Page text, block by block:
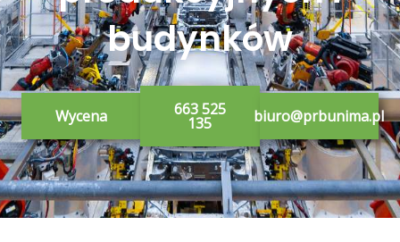
budynków
Wycena 663 525
135 biuro@prbunima.pl